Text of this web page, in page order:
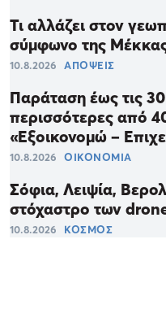
Τι αλλάζει στον
σύμφωνο της
10.8.2026 ΑΠΟΨΕΙΣ
Παράταση έως τις
περισσότερες από
«Εξοικονομώ –
10.8.2026 ΟΙΚΟΝΟΜΙΑ
Σόφια, Λειψία,
στόχαστρο των
10.8.2026 ΚΟΣΜΟΣ